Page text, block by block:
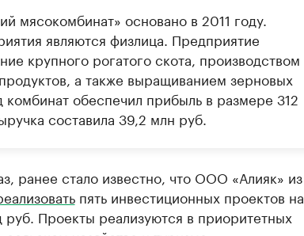
мясокомбинат» основано в 2011 году.
являются физлица. Предприятие
крупного рогатого скота, производством
а также выращиванием зерновых
комбинат обеспечил прибыль в размере 312
составила 39,2 млн руб.
ранее стало известно, что ООО «Алияк» из
пять инвестиционных проектов на
Проекты реализуются в приоритетных